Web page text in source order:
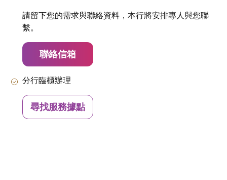
請留下您的需求與聯絡資料，本行將安排專人與您聯
繫。
聯絡信箱
分行臨櫃辦理
尋找服務據點